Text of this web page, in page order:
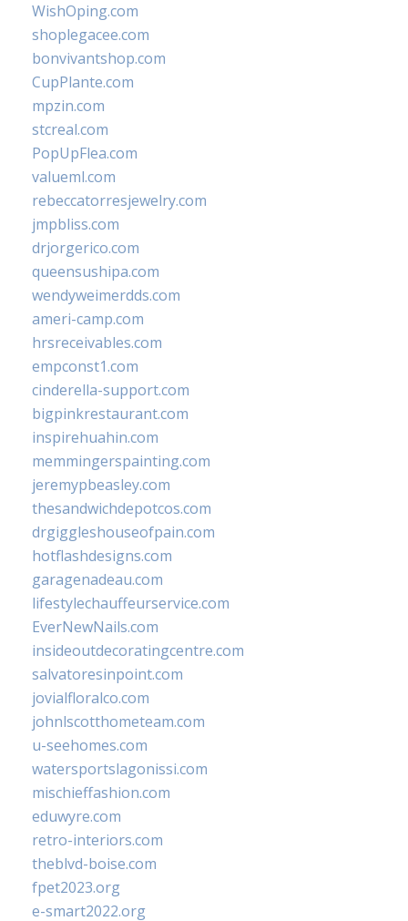
WishOping.com
shoplegacee.com
bonvivantshop.com
CupPlante.com
mpzin.com
stcreal.com
PopUpFlea.com
valueml.com
rebeccatorresjewelry.com
jmpbliss.com
drjorgerico.com
queensushipa.com
wendyweimerdds.com
ameri-camp.com
hrsreceivables.com
empconst1.com
cinderella-support.com
bigpinkrestaurant.com
inspirehuahin.com
memmingerspainting.com
jeremypbeasley.com
thesandwichdepotcos.com
drgiggleshouseofpain.com
hotflashdesigns.com
garagenadeau.com
lifestylechauffeurservice.com
EverNewNails.com
insideoutdecoratingcentre.com
salvatoresinpoint.com
jovialfloralco.com
johnlscotthometeam.com
u-seehomes.com
watersportslagonissi.com
mischieffashion.com
eduwyre.com
retro-interiors.com
theblvd-boise.com
fpet2023.org
e-smart2022.org